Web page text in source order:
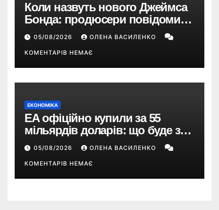
Коли назвуть нового Джеймса
Бонда: продюсери повідомили
про терміни кастингу
05/08/2026 ОЛЕНА ВАСИЛЕНКО
КОМЕНТАРІВ НЕМАЄ
ЕКОНОМІКА
EA офіційно купили за 55
мільярдів доларів: що буде з
EA Sports FC, Battlefield і The
Sims
05/08/2026 ОЛЕНА ВАСИЛЕНКО
КОМЕНТАРІВ НЕМАЄ